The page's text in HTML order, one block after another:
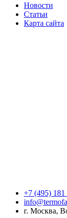
Новости
Статьи
Карта сайта
+7 (495) 181
г. Москва,